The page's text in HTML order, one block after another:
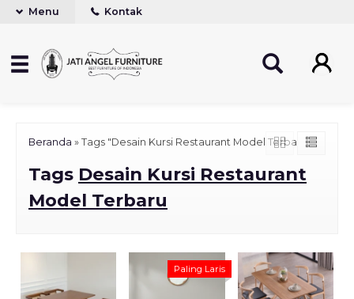
Menu Kontak
Beranda » Tags "Desain Kursi Restaurant Model Terbaru"
Tags Desain Kursi Restaurant
Model Terbaru
Paling Laris